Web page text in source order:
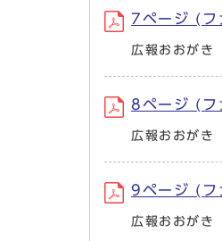
7ページ (
広報おおが
8ページ (
広報おおが
9ページ (
広報おおが